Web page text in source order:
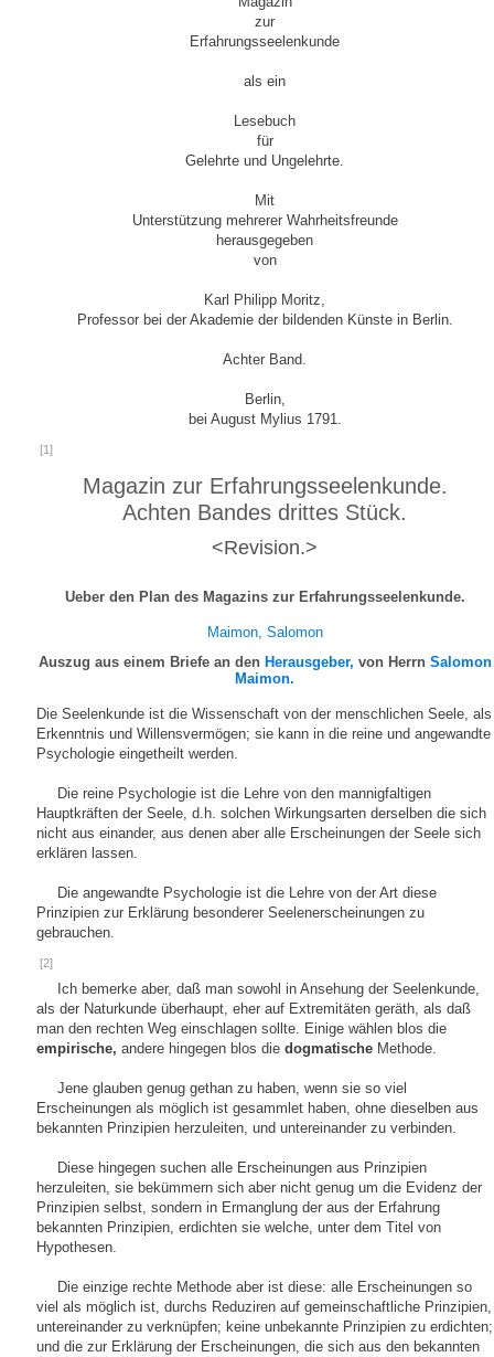
zur
Erfahrungsseelenkunde
als ein
Lesebuch
für
Gelehrte und Ungelehrte.
Mit
Unterstützung mehrerer Wahrheitsfreunde
herausgegeben
von
Karl Philipp Moritz,
Professor bei der Akademie der bildenden Künste in Berlin.
Achter Band.
Berlin,
bei August Mylius 1791.
[1]
Magazin zur Erfahrungsseelenkunde.
Achten Bandes drittes Stück.
<Revision.>
Ueber den Plan des Magazins zur Erfahrungsseelenkunde.
Maimon, Salomon
Auszug aus einem Briefe an den Herausgeber, von Herrn Salomon
Maimon.
Die Seelenkunde ist die Wissenschaft von der menschlichen Seele, als
Erkenntnis und Willensvermögen; sie kann in die reine und angewandte
Psychologie eingetheilt werden.
Die reine Psychologie ist die Lehre von den mannigfaltigen
Hauptkräften der Seele, d.h. solchen Wirkungsarten derselben die sich
nicht aus einander, aus denen aber alle Erscheinungen der Seele sich
erklären lassen.
Die angewandte Psychologie ist die Lehre von der Art diese
Prinzipien zur Erklärung besonderer Seelenerscheinungen zu
gebrauchen.
[2]
Ich bemerke aber, daß man sowohl in Ansehung der Seelenkunde,
als der Naturkunde überhaupt, eher auf Extremitäten geräth, als daß
man den rechten Weg einschlagen sollte. Einige wählen blos die
empirische, andere hingegen blos die dogmatische Methode.
Jene glauben genug gethan zu haben, wenn sie so viel
Erscheinungen als möglich ist gesammlet haben, ohne dieselben aus
bekannten Prinzipien herzuleiten, und untereinander zu verbinden.
Diese hingegen suchen alle Erscheinungen aus Prinzipien
herzuleiten, sie bekümmern sich aber nicht genug um die Evidenz der
Prinzipien selbst, sondern in Ermanglung der aus der Erfahrung
bekannten Prinzipien, erdichten sie welche, unter dem Titel von
Hypothesen.
Die einzige rechte Methode aber ist diese: alle Erscheinungen so
viel als möglich ist, durchs Reduziren auf gemeinschaftliche Prinzipien,
untereinander zu verknüpfen; keine unbekannte Prinzipien zu erdichten;
und die zur Erklärung der Erscheinungen, die sich aus den bekannten